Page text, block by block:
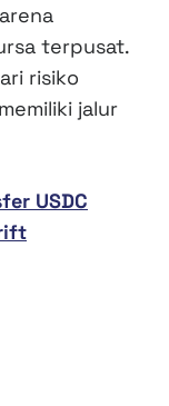
terpusat.
risiko
jalur
USDC